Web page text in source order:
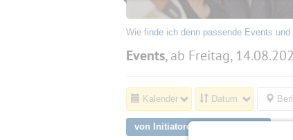
Wie finde ich denn passende Events
Events, ab Freitag,
Kalender Datum
von Initiatoren aus Iffeldorf